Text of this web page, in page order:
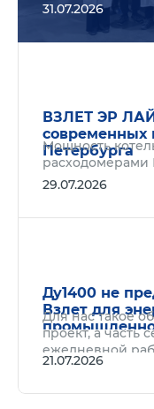
31.07.2026
ВЗЛЕТ ЭР
современных
Петербурга
Мощность
расходомерами
29.07.2026
Ду1400 не
Взлет для
Для нас такое
проект, а часть
ежедневной
21.07.2026